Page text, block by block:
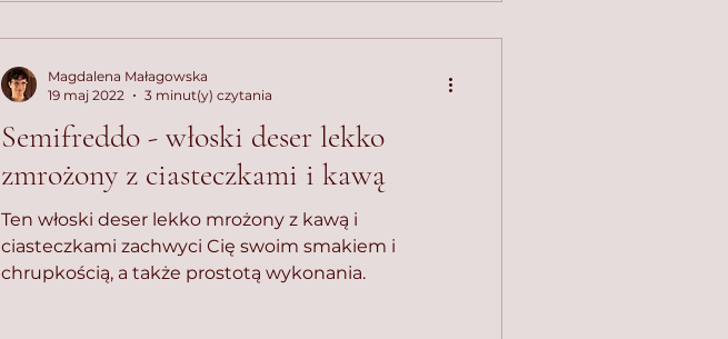
Semifreddo - włoski deser lekko
zmrożony z ciasteczkami i kawą
Ten włoski deser lekko mrożony z kawą i
ciasteczkami zachwyci Cię swoim smakiem i
chrupkością, a także prostotą wykonania.
Magdalena Małagowska
19 maj 2022
3 minut(y) czytania